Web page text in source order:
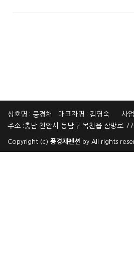
상호명 : 풍경채 대표자명 : 김영숙 사
주소 :충남 천안시 동남구 목천읍 삼방로
Copyright (c) 풍경채펜션 by All rights